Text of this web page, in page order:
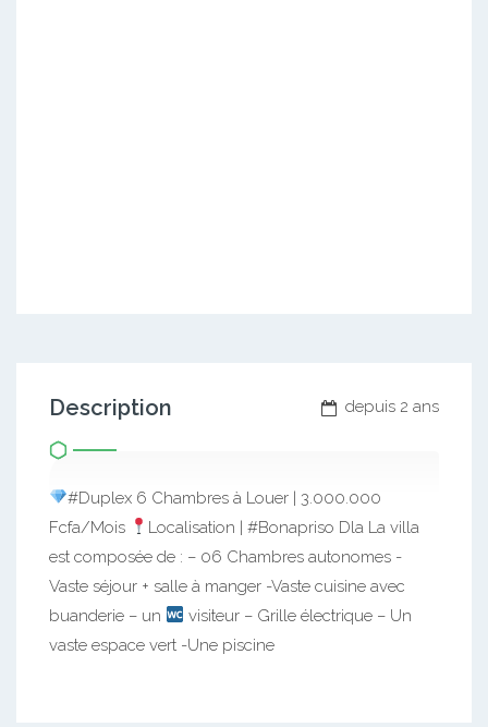
depuis 2 ans
Description
#Duplex 6 Chambres à Louer | 3.000.000
Fcfa/Mois
Localisation | #Bonapriso Dla La villa
est composée de : – 06 Chambres autonomes -
Vaste séjour + salle à manger -Vaste cuisine avec
buanderie – un
visiteur – Grille électrique – Un
vaste espace vert -Une piscine